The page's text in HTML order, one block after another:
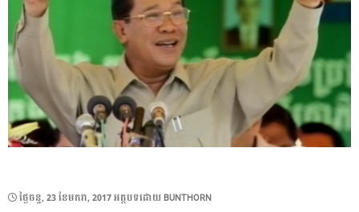
POSTED
ថ្ងៃ​ចន្ទ, 23 ខែ​មករា, 2017អត្ថបទដោយ BUNTHORN